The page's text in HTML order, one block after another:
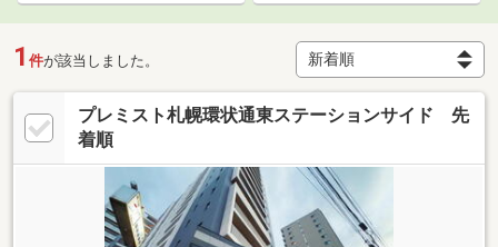
1 件が該当しました。
プレミスト札幌環状通東ステーションサイド 先
着順